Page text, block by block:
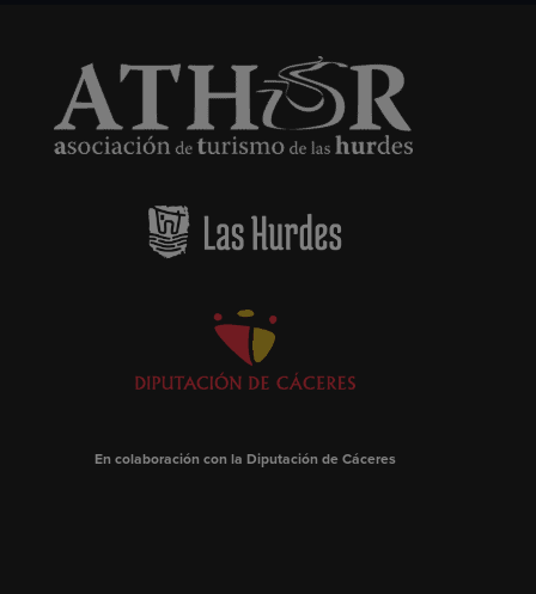
En colaboración con la Diputación de Cáceres